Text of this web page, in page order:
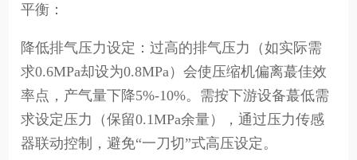
平衡：
降低排气压力设定：过高的排气压力（如实际需
求0.6MPa却设为0.8MPa）会使压缩机偏离蕞佳效
率点，产气量下降5%-10%。需按下游设备蕞低需
求设定压力（保留0.1MPa余量），通过压力传感
器联动控制，避免“一刀切”式高压设定。